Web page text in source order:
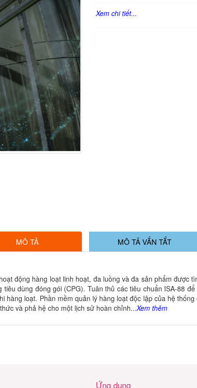
Xem chi tiết...
MÔ TẢ MÔ TẢ VẮN TẮT
động hàng loạt linh hoạt, đa luồng và đa sản phẩm được
dùng đóng gói (CPG). Tuân thủ các tiêu chuẩn ISA-88
hàng loạt. Phần mềm quản lý hàng loạt độc lập của hệ
và phả hệ cho một lịch sử hoàn chỉnh...Xem thêm
Ứng dụng